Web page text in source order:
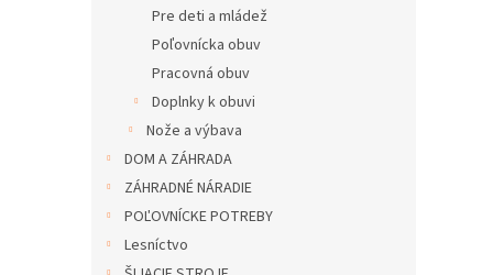
Pre deti a mládež
Poľovnícka obuv
Pracovná obuv
Doplnky k obuvi
Nože a výbava
DOM A ZÁHRADA
ZÁHRADNÉ NÁRADIE
POĽOVNÍCKE POTREBY
Lesníctvo